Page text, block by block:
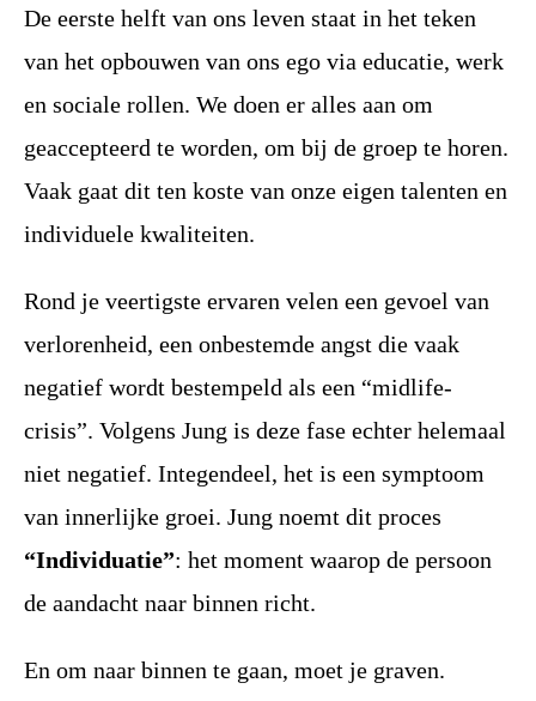
De eerste helft van ons leven staat in het teken
van het opbouwen van ons ego via educatie, werk
en sociale rollen. We doen er alles aan om
geaccepteerd te worden, om bij de groep te horen.
Vaak gaat dit ten koste van onze eigen talenten en
individuele kwaliteiten.
Rond je veertigste ervaren velen een gevoel van
verlorenheid, een onbestemde angst die vaak
negatief wordt bestempeld als een “midlife-
crisis”. Volgens Jung is deze fase echter helemaal
niet negatief. Integendeel, het is een symptoom
van innerlijke groei. Jung noemt dit proces
“Individuatie”: het moment waarop de persoon
de aandacht naar binnen richt.
En om naar binnen te gaan, moet je graven.